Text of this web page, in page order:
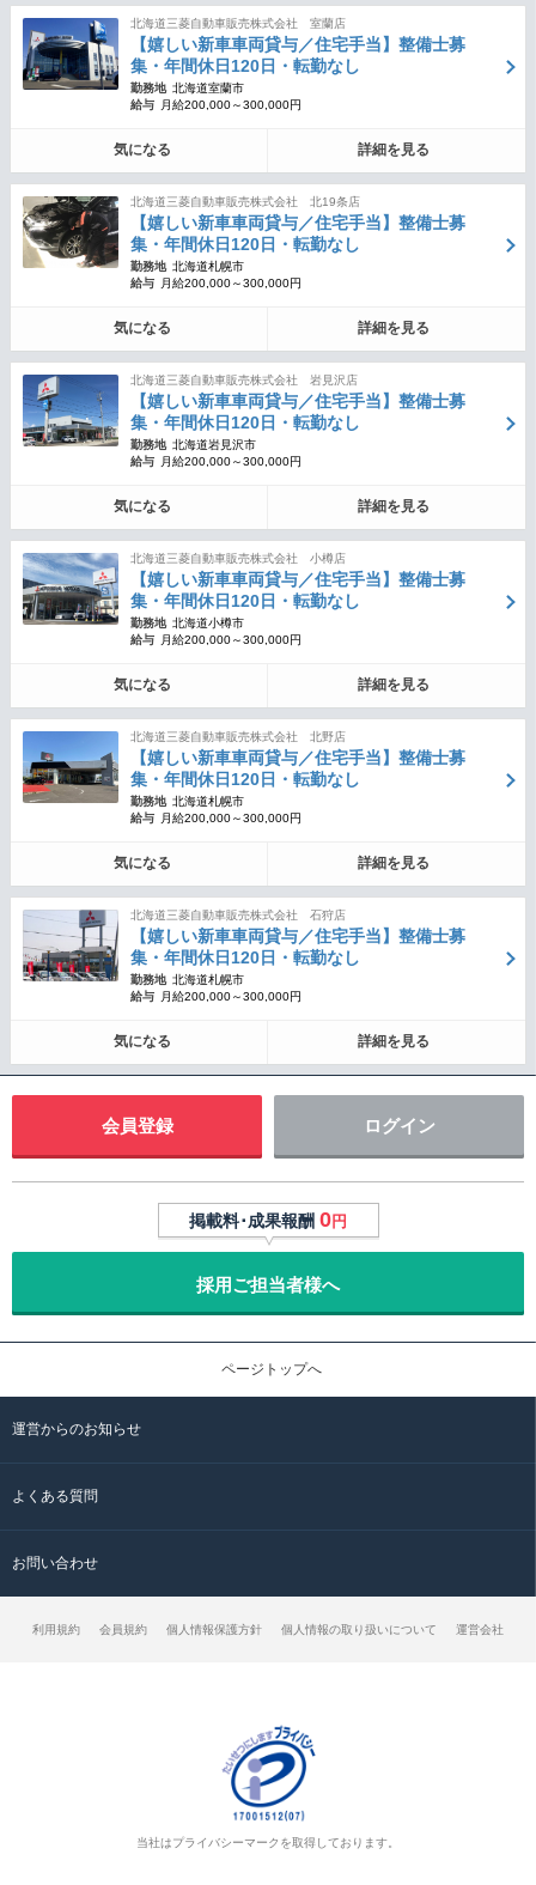
北海道三菱自動車販売株式会社 室蘭店
【嬉しい新車車両貸与／住宅手当】整備士募
集・年間休日120日・転勤なし
勤務地 北海道室蘭市
給与
月給200,000～300,000円
気になる 詳細を見る
北海道三菱自動車販売株式会社 北19条店
【嬉しい新車車両貸与／住宅手当】整備士募
集・年間休日120日・転勤なし
勤務地 北海道札幌市
給与
月給200,000～300,000円
気になる 詳細を見る
北海道三菱自動車販売株式会社 岩見沢店
【嬉しい新車車両貸与／住宅手当】整備士募
集・年間休日120日・転勤なし
勤務地 北海道岩見沢市
給与
月給200,000～300,000円
気になる 詳細を見る
北海道三菱自動車販売株式会社 小樽店
【嬉しい新車車両貸与／住宅手当】整備士募
集・年間休日120日・転勤なし
勤務地 北海道小樽市
給与
月給200,000～300,000円
気になる 詳細を見る
北海道三菱自動車販売株式会社 北野店
【嬉しい新車車両貸与／住宅手当】整備士募
集・年間休日120日・転勤なし
勤務地 北海道札幌市
給与
月給200,000～300,000円
気になる 詳細を見る
北海道三菱自動車販売株式会社 石狩店
【嬉しい新車車両貸与／住宅手当】整備士募
集・年間休日120日・転勤なし
勤務地 北海道札幌市
給与
月給200,000～300,000円
気になる 詳細を見る
会員登録 ログイン
掲載料･成果報酬 0円
採用ご担当者様へ
ページトップへ
運営からのお知らせ
よくある質問
お問い合わせ
利用規約 会員規約 個人情報保護方針 個人情報の取り扱いについて 運営会社
当社はプライバシーマークを取得しております。